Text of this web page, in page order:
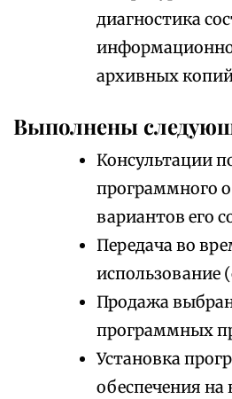
диагностика
архивных
Выполнены
Консультации
программного
вариантов его
Передача во
использование
Продажа
программных
Установка
обеспечения